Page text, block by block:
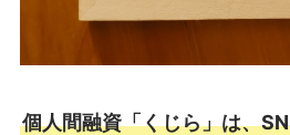
個人間融資「くじら」は、